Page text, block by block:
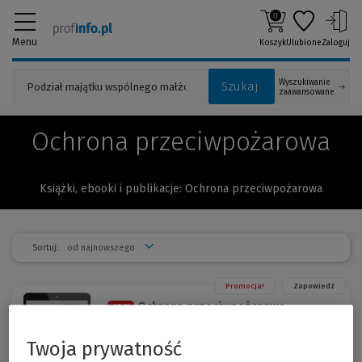
Menu
Szukaj
Wyszukiwanie
zaawansowane
0
KoszykUlubioneZaloguj
Ochrona przeciwpożarowa
Książki, ebooki i publikacje: Ochrona przeciwpożarowa
Sortuj:
Promocja! Zapowiedź
-15 % Ochrona przeciwpożarowa.
Publikacja zawiera kompleksowy komentarz do ustawy o
Twoja prywatność